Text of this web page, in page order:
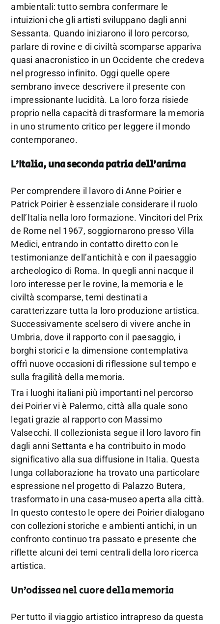
ambientali: tutto sembra confermare le
intuizioni che gli artisti sviluppano dagli anni
Sessanta. Quando iniziarono il loro percorso,
parlare di rovine e di civiltà scomparse appariva
quasi anacronistico in un Occidente che credeva
nel progresso infinito. Oggi quelle opere
sembrano invece descrivere il presente con
impressionante lucidità. La loro forza risiede
proprio nella capacità di trasformare la memoria
in uno strumento critico per leggere il mondo
contemporaneo.
L’Italia, una seconda patria dell’anima
Per comprendere il lavoro di Anne Poirier e
Patrick Poirier è essenziale considerare il ruolo
dell’Italia nella loro formazione. Vincitori del Prix
de Rome nel 1967, soggiornarono presso Villa
Medici, entrando in contatto diretto con le
testimonianze dell’antichità e con il paesaggio
archeologico di Roma. In quegli anni nacque il
loro interesse per le rovine, la memoria e le
civiltà scomparse, temi destinati a
caratterizzare tutta la loro produzione artistica.
Successivamente scelsero di vivere anche in
Umbria, dove il rapporto con il paesaggio, i
borghi storici e la dimensione contemplativa
offrì nuove occasioni di riflessione sul tempo e
sulla fragilità della memoria.
Tra i luoghi italiani più importanti nel percorso
dei Poirier vi è Palermo, città alla quale sono
legati grazie al rapporto con Massimo
Valsecchi. Il collezionista segue il loro lavoro fin
dagli anni Settanta e ha contribuito in modo
significativo alla sua diffusione in Italia. Questa
lunga collaborazione ha trovato una particolare
espressione nel progetto di Palazzo Butera,
trasformato in una casa-museo aperta alla città.
In questo contesto le opere dei Poirier dialogano
con collezioni storiche e ambienti antichi, in un
confronto continuo tra passato e presente che
riflette alcuni dei temi centrali della loro ricerca
artistica.
Un’odissea nel cuore della memoria
Per tutto il viaggio artistico intrapreso da questa